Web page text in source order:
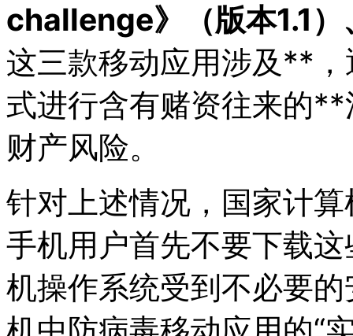
challenge》（版本1.1）
这三款移动应用涉及**，
式进行含有赌资往来的
财产风险。
针对上述情况，国家计
手机用户首先不要下载
机操作系统受到不必要